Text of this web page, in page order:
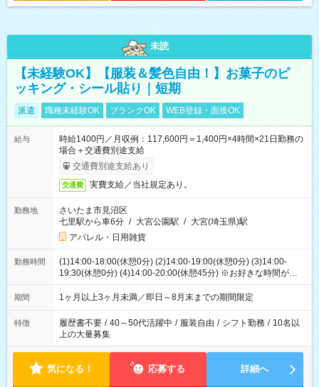
未読
【未経験OK】【服装＆髪色自由！】お菓子のピ
ッキング・シール貼り｜短期
派遣 職種未経験OK ブランクOK WEB登録・面接OK
給与
時給1400円／月収例：117,600円＝1,400円×4時間×21日勤務の
場合＋交通費別途支給
交通費別途支給あり
交通費 実費支給／当社規定あり。
勤務地
さいたま市見沼区
七里駅から車6分 / 大宮公園駅 / 大宮(埼玉県)駅
アパレル・日用雑貨
勤務時間
(1)14:00-18:00(休憩0分) (2)14:00-19:00(休憩0分) (3)14:00-
19:30(休憩0分) (4)14:00-20:00(休憩45分) ※お好きな時間が選べ
ます
期間 1ヶ月以上3ヶ月未満／即日～8月末までの期間限定
特徴 履歴書不要 / 40～50代活躍中 / 服装自由 / シフト勤務 / 10名以
上の大量募集
気になる！ 応募する 詳細へ